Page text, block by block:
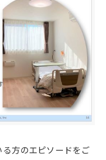
方のエピソードをご